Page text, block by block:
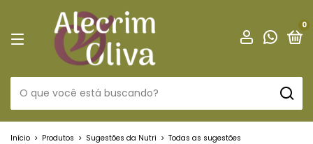
0
Início > Produtos > Sugestões da Nutri > Todas as sugestões